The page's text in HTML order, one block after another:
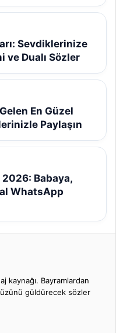
Sevdiklerinize
ve Dualı Sözler
En Güzel
Paylaşın
2026: Babaya,
WhatsApp
kaynağı. Bayramlardan
güldürecek sözler